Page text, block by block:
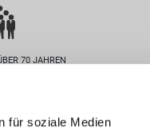
für soziale Medien
70 JAHREN